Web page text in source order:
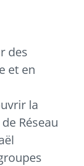
des
et en
la
Réseau